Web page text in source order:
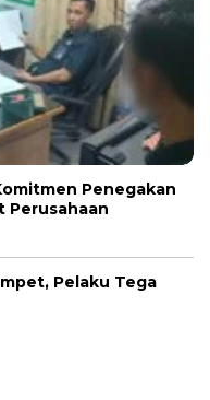
Penegakan
Perusahaan
Pelaku Tega